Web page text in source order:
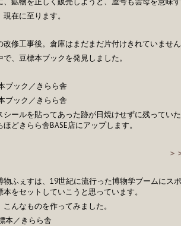
現在に至ります。
改修工事後。倉庫はまだまだ片付けきれていません
で、豆標本ブックを発見しました。
シールを貼ってあった跡が日焼けせずに残ってい
どきらら舎BASE店にアップします。
＞
物ふぇすは、19世紀に流行った博物学ブームにス
本をセットしていこうと思っています。
こんなものを作ってみました。